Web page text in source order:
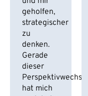
geholfen,
strategischer
zu
denken.
Gerade
dieser
Perspektivwechsel
hat mich